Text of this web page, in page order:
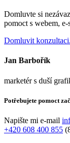
Domluvte si
pomoct s webem,
Domluvit
Jan Barbořík
marketér s duší
Potřebujete pomoct
Napište mi e-mail
+420 608 400 855